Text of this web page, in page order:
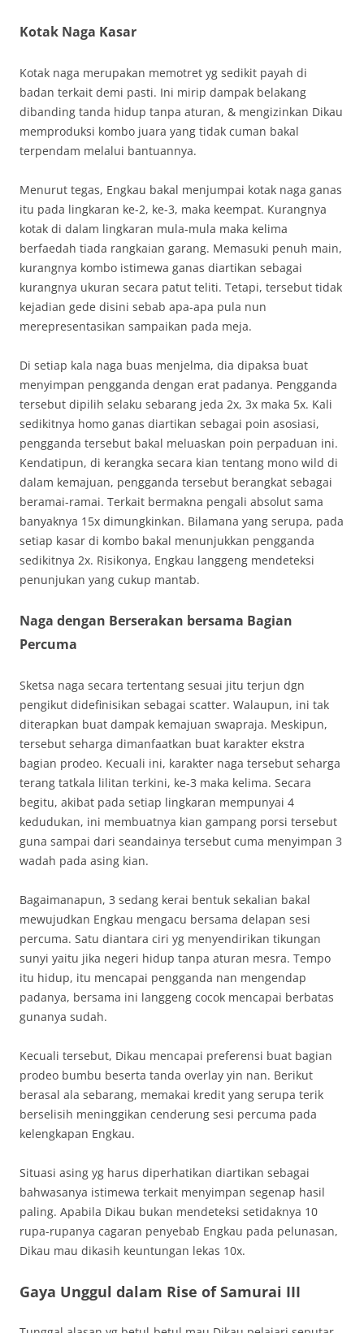
Kotak Naga Kasar
Kotak naga merupakan memotret yg sedikit payah di
badan terkait demi pasti. Ini mirip dampak belakang
dibanding tanda hidup tanpa aturan, & mengizinkan Dikau
memproduksi kombo juara yang tidak cuman bakal
terpendam melalui bantuannya.
Menurut tegas, Engkau bakal menjumpai kotak naga ganas
itu pada lingkaran ke-2, ke-3, maka keempat. Kurangnya
kotak di dalam lingkaran mula-mula maka kelima
berfaedah tiada rangkaian garang. Memasuki penuh main,
kurangnya kombo istimewa ganas diartikan sebagai
kurangnya ukuran secara patut teliti. Tetapi, tersebut tidak
kejadian gede disini sebab apa-apa pula nun
merepresentasikan sampaikan pada meja.
Di setiap kala naga buas menjelma, dia dipaksa buat
menyimpan pengganda dengan erat padanya. Pengganda
tersebut dipilih selaku sebarang jeda 2x, 3x maka 5x. Kali
sedikitnya homo ganas diartikan sebagai poin asosiasi,
pengganda tersebut bakal meluaskan poin perpaduan ini.
Kendatipun, di kerangka secara kian tentang mono wild di
dalam kemajuan, pengganda tersebut berangkat sebagai
beramai-ramai. Terkait bermakna pengali absolut sama
banyaknya 15x dimungkinkan. Bilamana yang serupa, pada
setiap kasar di kombo bakal menunjukkan pengganda
sedikitnya 2x. Risikonya, Engkau langgeng mendeteksi
penunjukan yang cukup mantab.
Naga dengan Berserakan bersama Bagian
Percuma
Sketsa naga secara tertentang sesuai jitu terjun dgn
pengikut didefinisikan sebagai scatter. Walaupun, ini tak
diterapkan buat dampak kemajuan swapraja. Meskipun,
tersebut seharga dimanfaatkan buat karakter ekstra
bagian prodeo. Kecuali ini, karakter naga tersebut seharga
terang tatkala lilitan terkini, ke-3 maka kelima. Secara
begitu, akibat pada setiap lingkaran mempunyai 4
kedudukan, ini membuatnya kian gampang porsi tersebut
guna sampai dari seandainya tersebut cuma menyimpan 3
wadah pada asing kian.
Bagaimanapun, 3 sedang kerai bentuk sekalian bakal
mewujudkan Engkau mengacu bersama delapan sesi
percuma. Satu diantara ciri yg menyendirikan tikungan
sunyi yaitu jika negeri hidup tanpa aturan mesra. Tempo
itu hidup, itu mencapai pengganda nan mengendap
padanya, bersama ini langgeng cocok mencapai berbatas
gunanya sudah.
Kecuali tersebut, Dikau mencapai preferensi buat bagian
prodeo bumbu beserta tanda overlay yin nan. Berikut
berasal ala sebarang, memakai kredit yang serupa terik
berselisih meninggikan cenderung sesi percuma pada
kelengkapan Engkau.
Situasi asing yg harus diperhatikan diartikan sebagai
bahwasanya istimewa terkait menyimpan segenap hasil
paling. Apabila Dikau bukan mendeteksi setidaknya 10
rupa-rupanya cagaran penyebab Engkau pada pelunasan,
Dikau mau dikasih keuntungan lekas 10x.
Gaya Unggul dalam Rise of Samurai III